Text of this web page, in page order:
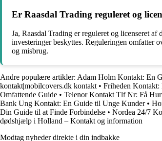
Er Raasdal Trading reguleret og
Ja, Raasdal Trading er reguleret og licenseret
investeringer beskyttes. Reguleringen omfatter
og misbrug.
Andre populære artikler: Adam Holm Kontakt: En
kontakt|mobilcovers.dk kontakt • Friheden
Omfattende Guide • Telenor Kontakt Tlf Nr: Få
Bank Ung Kontakt: En Guide til Unge Kunder•
Din Guide til at Finde Forbindelse • Nordea 24/7
dødshjælp i Holland – Kontakt og information
Modtag nyheder direkte i din indbakke